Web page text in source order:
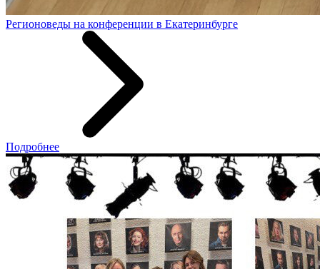
Регионоведы на конференции в Екатеринбурге
Подробнее